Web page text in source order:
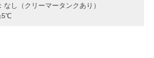
なし（クリーマータンクあり）